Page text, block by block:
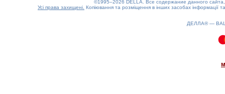
©1995–2026 DELLA. Все содержание данного
Усі права захищені. Копіювання та розміщення в інших засобах інформації
ДЕЛЛА® —